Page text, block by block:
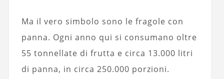
Ma il vero simbolo sono le fragole con
panna. Ogni anno qui si consumano oltre
55 tonnellate di frutta e circa 13.000 litri
di panna, in circa 250.000 porzioni.